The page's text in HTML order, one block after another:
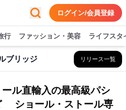
ログイン/会員登録
行 ファッション・美容 ライフスタ
ブリッジ リリース一覧
ル直輸入の最高級パシ
ショール・ストール専